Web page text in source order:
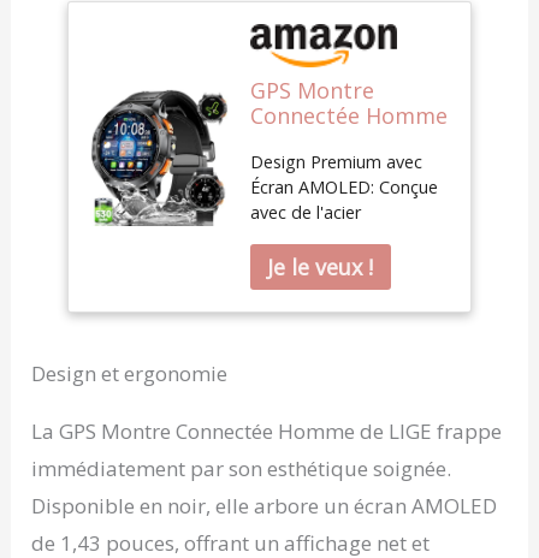
GPS Montre
Connectée Homme
Batterie(Noir),
1,43" AMOLED
Montre
Intelligente
Smartwatch avec
Appel Moniteur de
Sommeil de
pour Android
iOS,50M Étanche
Design Premium avec
Écran AMOLED: Conçue
avec de l'acier
bracelet en cuir et une
boucle magnétique,
cette montre connectée
éclatants, rendant
chaque regard clair et
l'heure facilement en
levant simplement votre
Design et ergonomie
La GPS Montre Connectée Homme de LIGE frappe
immédiatement par son esthétique soignée.
Disponible en noir, elle arbore un écran AMOLED
de 1,43 pouces, offrant un affichage net et